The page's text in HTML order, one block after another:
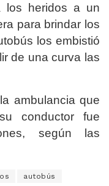
los heridos a un
para brindar los
los embistió
de una curva las
ambulancia que
conductor fue
según las
autobús